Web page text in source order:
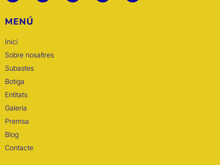
MENÚ
Inici
Sobre nosaltres
Subastes
Botiga
Entitats
Galeria
Premsa
Blog
Contacte